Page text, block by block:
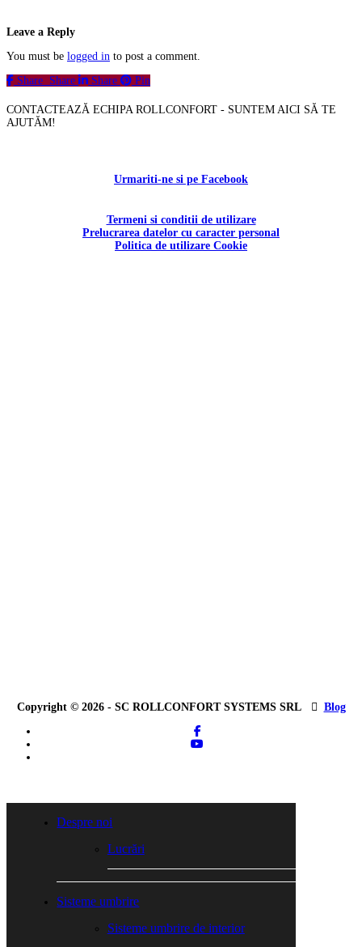
Leave a Reply
You must be logged in to post a comment.
Share Share Share Pin
CONTACTEAZĂ ECHIPA ROLLCONFORT - SUNTEM AICI SĂ TE
AJUTĂM!
Urmariti-ne si pe Facebook
Termeni si conditii de utilizare
Prelucrarea datelor cu caracter personal
Politica de utilizare Cookie
Copyright © 2026 - SC ROLLCONFORT SYSTEMS SRL
Blog
facebook
youtube
Despre noi
Lucrări
Sisteme umbrire
Sisteme umbrire de interior